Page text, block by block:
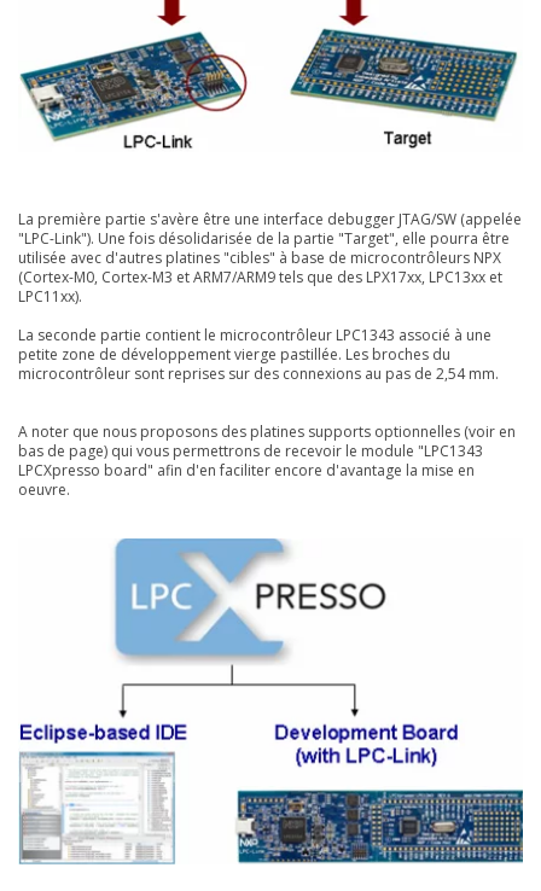
La première partie s'avère être une interface debugger JTAG/SW (appelée
"LPC-Link"). Une fois désolidarisée de la partie "Target", elle pourra être
utilisée avec d'autres platines "cibles" à base de microcontrôleurs NPX
(Cortex-M0, Cortex-M3 et ARM7/ARM9 tels que des LPX17xx, LPC13xx et
LPC11xx).
La seconde partie contient le microcontrôleur LPC1343 associé à une
petite zone de développement vierge pastillée. Les broches du
microcontrôleur sont reprises sur des connexions au pas de 2,54 mm.
A noter que nous proposons des platines supports optionnelles (voir en
bas de page) qui vous permettrons de recevoir le module "LPC1343
LPCXpresso board" afin d'en faciliter encore d'avantage la mise en
oeuvre.